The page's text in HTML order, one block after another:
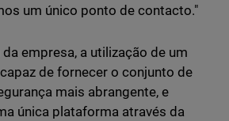
um único ponto de contacto."
empresa, a utilização de um
de fornecer o conjunto de
mais abrangente, e
única plataforma através da